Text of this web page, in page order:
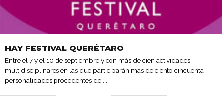
HAY FESTIVAL QUERÉTARO
Entre el 7 y el 10 de septiembre y con más de cien actividades
multidisciplinares en las que participarán más de ciento cincuenta
personalidades procedentes de